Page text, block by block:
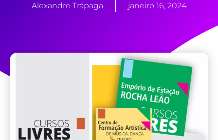
Alexandre Trápaga janeiro 16, 2024